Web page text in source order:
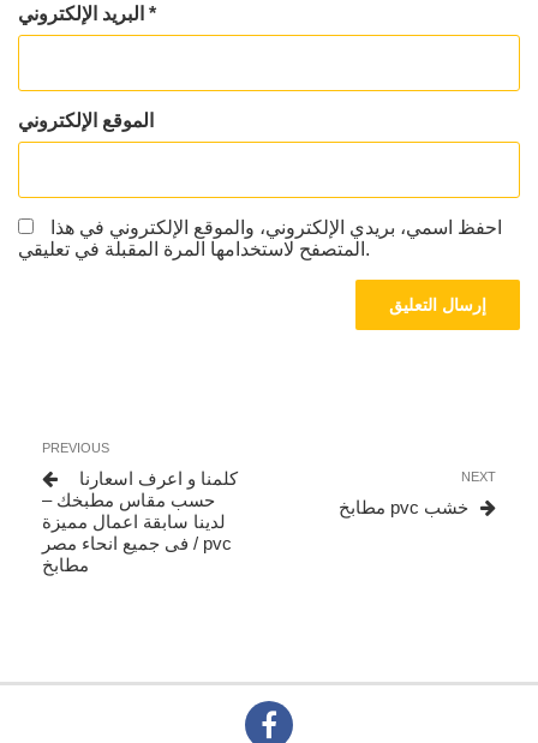
*
الموقع الإلكتروني
احفظ اسمي، بريدي الإلكتروني، والموقع الإلكتروني في هذا
المتصفح لاستخدامها المرة المقبلة في تعليقي.
المقالات
Previous
Post
PREVIOUS
حسب مقاس مطبخك –
لدينا سابقة اعمال مميزة
فى جميع انحاء مصر / pvc
مطابخ
Next
NEXT
مطابخ pvc خشب